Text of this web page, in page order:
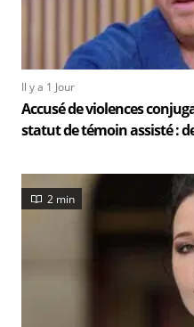
Il y a 1 Jour
Accusé de violences
statut de témoin assisté :
2 min